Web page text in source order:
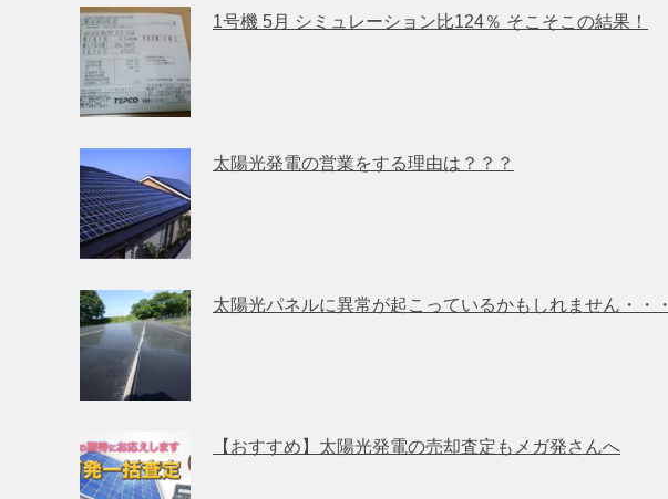
1号機 5月 シミュレーション比124％ そこそこの結果！
太陽光発電の営業をする理由は？？？
太陽光パネルに異常が起こっているかもしれません・・・
【おすすめ】太陽光発電の売却査定もメガ発さんへ